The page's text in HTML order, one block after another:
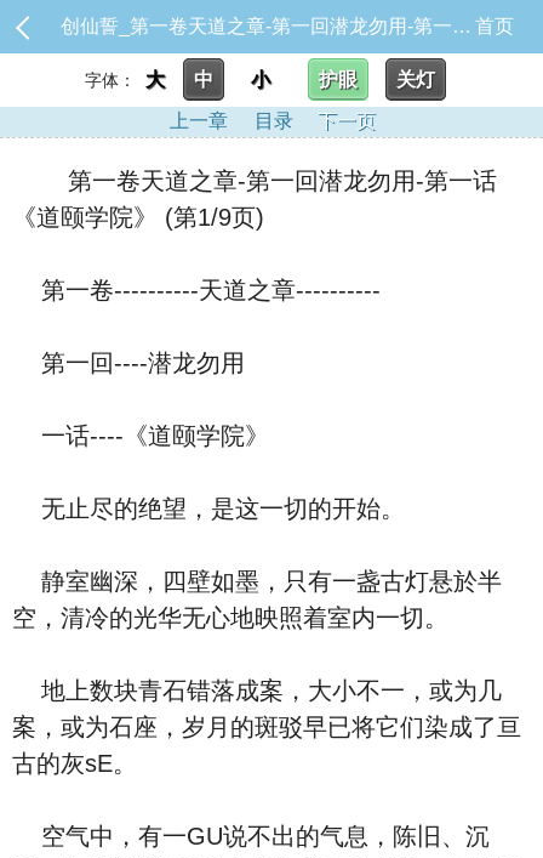
创仙誓_第一卷天道之章-第一回潜龙勿用-第一话《道颐学院》 首页
字体： 大 中 小 护眼
关灯
上一章
目录 下一页
第一卷天道之章-第一回潜龙勿用-第一话
《道颐学院》 (第1/9页)
第一卷----------天道之章----------
第一回----潜龙勿用
一话----《道颐学院》
无止尽的绝望，是这一切的开始。
静室幽深，四壁如墨，只有一盏古灯悬於半
空，清冷的光华无心地映照着室内一切。
地上数块青石错落成案，大小不一，或为几
案，或为石座，岁月的斑驳早已将它们染成了亘
古的灰sE。
空气中，有一GU说不出的气息，陈旧、沉